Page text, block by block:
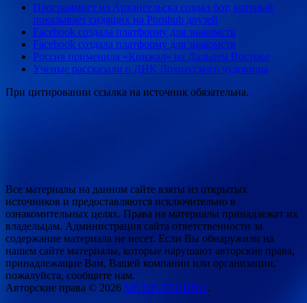
Программист из Архангельска создал бот, который
показывает сидящих на Pornhub друзей
Facebook создала платформу для знакомств
Facebook создала платформу для знакомств
Россия применила «Кинжал» на Дальнем Востоке
Ученые рассказали о ДНК Лохнесского чудовища
При цитировании ссылка на источник обязательна.
Все материалы на данном сайте взяты из открытых
источников и предоставляются исключительно в
ознакомительных целях. Права на материалы принадлежат их
владельцам. Администрация сайта ответственности за
содержание материала не несет. Если Вы обнаружили на
нашем сайте материалы, которые нарушают авторские права,
принадлежащие Вам, Вашей компании или организации,
пожалуйста, сообщите нам.
Авторские права © 2026 METIZ-TECHNO.